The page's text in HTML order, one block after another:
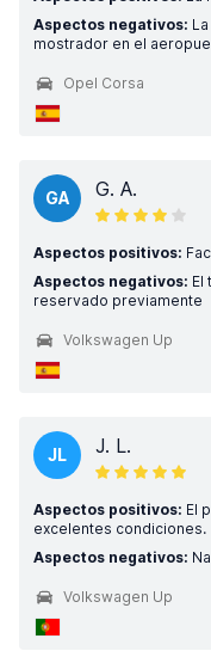
Aspectos negativos:
mostrador en el
Opel Corsa
GA G. A.
Aspectos positivos:
Aspectos negativos: El
reservado previamente
Volkswagen Up
JL J. L.
Aspectos positivos: El
excelentes condiciones.
Aspectos negativos:
Volkswagen Up